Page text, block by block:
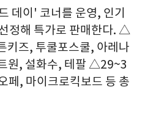
데이' 코너를 운영, 인기
정해 특가로 판매한다. △
키즈, 투쿨포스쿨, 아레나
원, 설화수, 테팔 △29~3
페, 마이크로킥보드 등 총